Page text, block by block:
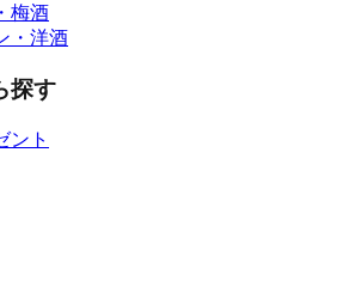
梅酒
・洋酒
探す
ント